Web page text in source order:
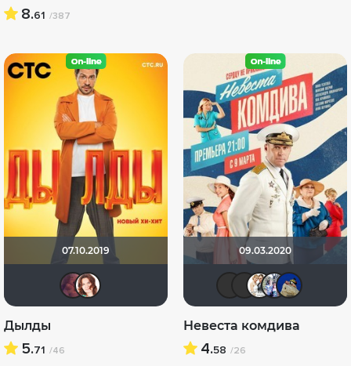
8.61 /387
07.10.2019
aodinchov7969
Евгения Жолобова
Дылды
5.71 /46
09.03.2020
Виктор
Невеста комдива
4.58 /26